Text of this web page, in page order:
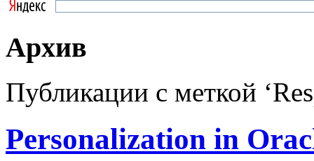
Архив
Публикации с меткой
Personalization in